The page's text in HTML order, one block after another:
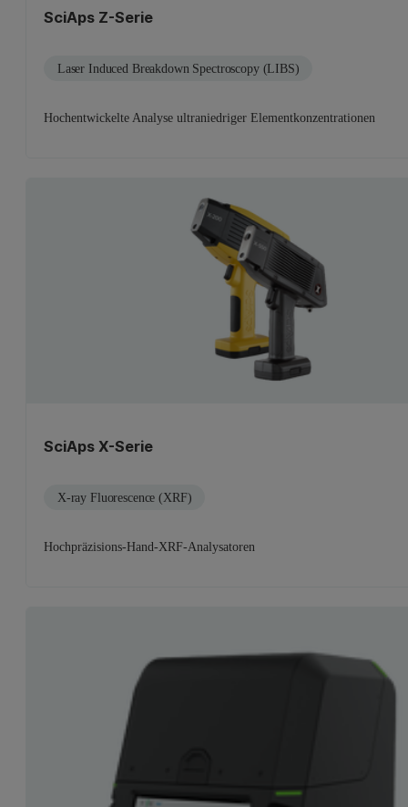
SciAps Z-Serie
Laser Induced Breakdown Spectroscopy (LIBS)
Hochentwickelte Analyse ultraniedriger Elementkonzentrationen
SciAps X-Serie
X-ray Fluorescence (XRF)
Hochpräzisions-Hand-XRF-Analysatoren